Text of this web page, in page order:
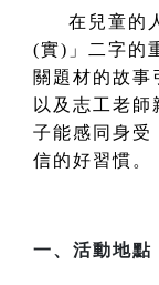
在兒童的
(實)」二字的
關題材的故事
以及志工老
子能感同身受
信的好習慣。
一、活動地點